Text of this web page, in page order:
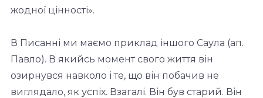
жодної цінності».
В Писанні ми маємо приклад іншого Саула (ап.
Павло). В якийсь момент свого життя він
озирнувся навколо і те, що він побачив не
виглядало, як успіх. Взагалі. Він був старий. Він